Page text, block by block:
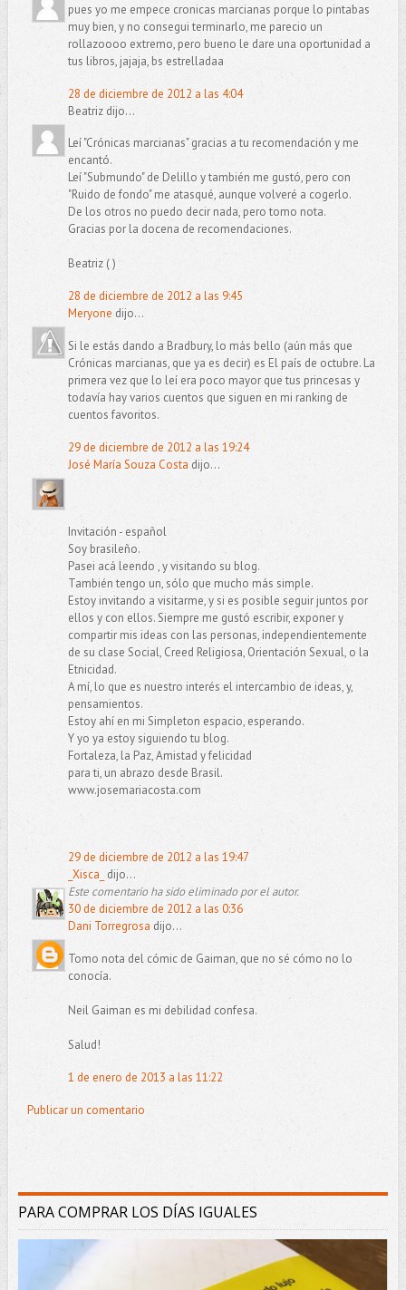
pues yo me empece cronicas marcianas porque lo pintabas
muy bien, y no consegui terminarlo, me parecio un
rollazoooo extremo, pero bueno le dare una oportunidad a
tus libros, jajaja, bs estrelladaa
28 de diciembre de 2012 a las 4:04
Beatriz dijo...
Leí "Crónicas marcianas" gracias a tu recomendación y me
encantó.
Leí "Submundo" de Delillo y también me gustó, pero con
"Ruido de fondo" me atasqué, aunque volveré a cogerlo.
De los otros no puedo decir nada, pero tomo nota.
Gracias por la docena de recomendaciones.
Beatriz ( )
28 de diciembre de 2012 a las 9:45
Meryone dijo...
Si le estás dando a Bradbury, lo más bello (aún más que
Crónicas marcianas, que ya es decir) es El país de octubre. La
primera vez que lo leí era poco mayor que tus princesas y
todavía hay varios cuentos que siguen en mi ranking de
cuentos favoritos.
29 de diciembre de 2012 a las 19:24
José María Souza Costa dijo...
Invitación - español
Soy brasileño.
Pasei acá leendo , y visitando su blog.
También tengo un, sólo que mucho más simple.
Estoy invitando a visitarme, y si es posible seguir juntos por
ellos y con ellos. Siempre me gustó escribir, exponer y
compartir mis ideas con las personas, independientemente
de su clase Social, Creed Religiosa, Orientación Sexual, o la
Etnicidad.
A mí, lo que es nuestro interés el intercambio de ideas, y,
pensamientos.
Estoy ahí en mi Simpleton espacio, esperando.
Y yo ya estoy siguiendo tu blog.
Fortaleza, la Paz, Amistad y felicidad
para ti, un abrazo desde Brasil.
www.josemariacosta.com
29 de diciembre de 2012 a las 19:47
_Xisca_ dijo...
Este comentario ha sido eliminado por el autor.
30 de diciembre de 2012 a las 0:36
Dani Torregrosa dijo...
Tomo nota del cómic de Gaiman, que no sé cómo no lo
conocía.
Neil Gaiman es mi debilidad confesa.
Salud!
1 de enero de 2013 a las 11:22
Publicar un comentario
PARA COMPRAR LOS DÍAS IGUALES